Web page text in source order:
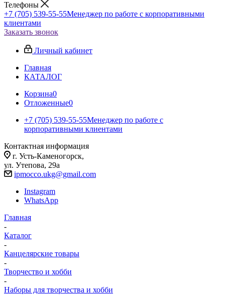
Телефоны
+7 (705) 539-55-55Менеджер по работе с корпоративными
клиентами
Заказать звонок
Личный кабинет
Главная
КАТАЛОГ
Корзина0
Отложенные0
+7 (705) 539-55-55Менеджер по работе с
корпоративными клиентами
Контактная информация
г. Усть-Каменогорск,
ул. Утепова, 29а
ipmocco.ukg@gmail.com
Instagram
WhatsApp
Главная
-
Каталог
-
Канцелярские товары
-
Творчество и хобби
-
Наборы для творчества и хобби